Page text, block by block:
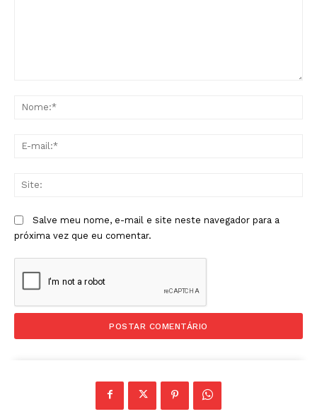
Salve meu nome, e-mail e site neste navegador para a
próxima vez que eu comentar.